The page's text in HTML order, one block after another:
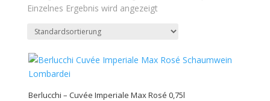
Einzelnes Ergebnis wird angezeigt
Berlucchi – Cuvée Imperiale Max Rosé 0,75l